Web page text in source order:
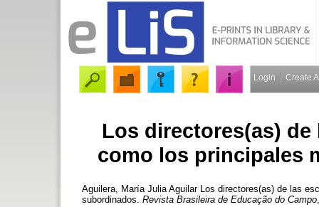
Login Create
Los directores(as)
como los principales
Aguilera, María Julia AguilarLos directores(as) de las
subordinados. Revista Brasileira de Educação do Campo